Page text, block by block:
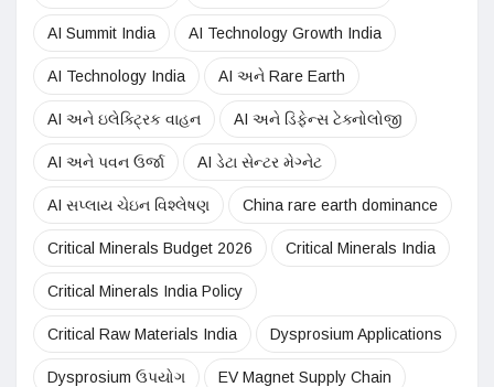
AI Summit India AI Technology Growth India
AI Technology India AI અને Rare Earth
AI અને ઇલેક્ટ્રિક વાહન AI અને ડિફેન્સ ટેક્નોલોજી
AI અને પવન ઉર્જા AI ડેટા સેન્ટર મેગ્નેટ
AI સપ્લાય ચેઇન વિશ્લેષણ China rare earth dominance
Critical Minerals Budget 2026 Critical Minerals India
Critical Minerals India Policy
Critical Raw Materials India Dysprosium Applications
Dysprosium ઉપયોગ EV Magnet Supply Chain